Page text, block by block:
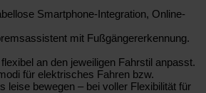
Smartphone-Integration, Online-
mit Fußgängererkennung.
an den jeweiligen Fahrstil anpasst.
für elektrisches Fahren bzw.
leise bewegen – bei voller Flexibilität für